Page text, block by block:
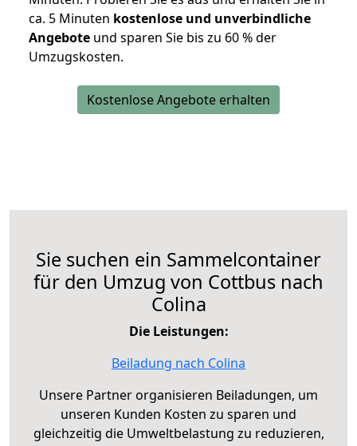
ca. 5 Minuten kostenlose und unverbindliche
Angebote und sparen Sie bis zu 60 % der
Umzugskosten.
Kostenlose Angebote erhalten
Sie suchen ein Sammelcontainer
für den Umzug von Cottbus nach
Colina
Die Leistungen:
Beiladung nach Colina
Unsere Partner organisieren Beiladungen, um
unseren Kunden Kosten zu sparen und
gleichzeitig die Umweltbelastung zu reduzieren,